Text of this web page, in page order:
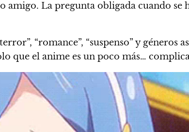
amigo. La pregunta obligada cuando se
“romance”, “suspenso” y géneros
que el anime es un poco más…